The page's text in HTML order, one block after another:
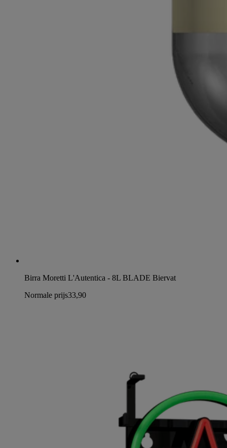
Birra Moretti L'Autentica - 8L BLADE Biervat
Normale prijs33,90